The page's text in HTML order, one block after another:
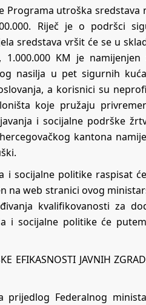
Programa utroška
Riječ je o podršci
sredstava vršit će se u
KM je
nasilja u pet sigurnih
a korisnici su
koje pružaju
i socijalne podrške
kantona
i socijalne politike raspisat
na web stranici ovog
kvalifikovanosti za
i socijalne politike će
EFIKASNOSTI JAVNIH
prijedlog Federalnog